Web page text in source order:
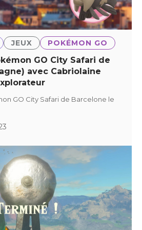
JEUX POKÉMON GO
GO City Safari de
avec Cabriolaine
GO City Safari de Barcelone le